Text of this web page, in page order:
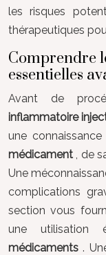
les risques
thérapeutiques
Comprendre
essentielles
Avant de
inflammatoire
une
médicament
, de
Une
complications
section vous
une utilisation
médicaments.